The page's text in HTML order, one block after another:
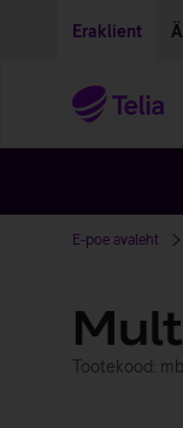
Eraklient
E-poe avaleht
Tootekood: